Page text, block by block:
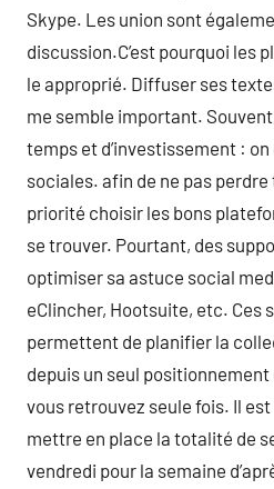
Skype. Les union sont
discussion.C’est pourquoi les
le approprié. Diffuser ses
me semble important. Souvent,
temps et d’investissement :
sociales. afin de ne pas
priorité choisir les bons
se trouver. Pourtant, des
optimiser sa astuce social
eClincher, Hootsuite, etc. Ces
permettent de planifier la
depuis un seul
vous retrouvez seule fois. Il
mettre en place la totalité de
vendredi pour la semaine